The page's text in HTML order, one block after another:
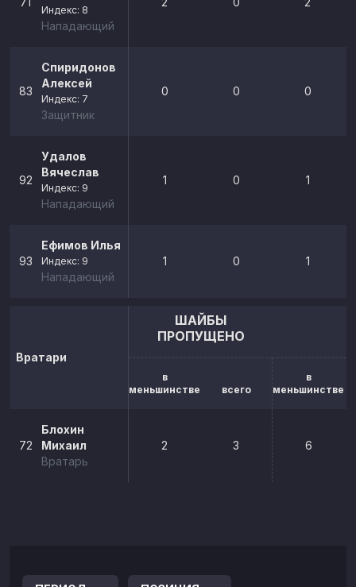
Индекс: 8
Нападающий
83
Спиридонов
Алексей
Индекс: 7
Защитник
0 0 0
92
Удалов
Вячеслав
Индекс: 9
Нападающий
1 0 1
93
Ефимов Илья
Индекс: 9
Нападающий
1 0 1
Вратари
ШАЙБЫ
ПРОПУЩЕНО
в
меньшинстве
всего
в
меньшинстве
72
Блохин
Михаил
Вратарь
2 3 6